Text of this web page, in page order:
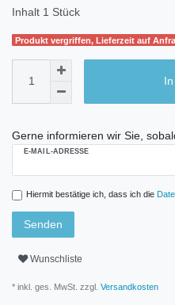
Inhalt 1 Stück
Produkt vergriffen, Lieferzeit auf
Gerne informieren wir Sie,
E-MAIL-ADRESSE
Hiermit bestätige ich, dass ich die
Senden
Wunschliste
* inkl. ges. MwSt. zzgl. Versandkosten